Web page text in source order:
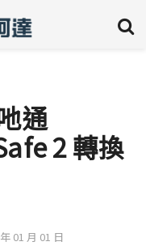
通
2 轉換
01 月 01 日